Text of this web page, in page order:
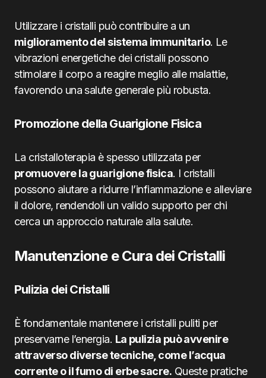
Utilizzare i cristalli può contribuire a un
miglioramento del sistema immunitario. Le
vibrazioni energetiche dei cristalli possono
stimolare il corpo a reagire meglio alle malattie,
favorendo una salute generale più robusta.
Promozione della Guarigione Fisica
La cristalloterapia è spesso utilizzata per
promuovere la guarigione fisica. I cristalli
possono aiutare a ridurre l’infiammazione e alleviare
il dolore, rendendoli un valido supporto per chi
cerca un approccio naturale alla salute.
Manutenzione e Cura dei Cristalli
Pulizia dei Cristalli
È fondamentale mantenere i cristalli puliti per
preservarne l’energia. La pulizia può avvenire
attraverso diverse tecniche, come l’acqua
corrente o il fumo di erbe sacre. Queste pratiche